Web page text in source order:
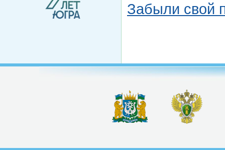
Забыли свой